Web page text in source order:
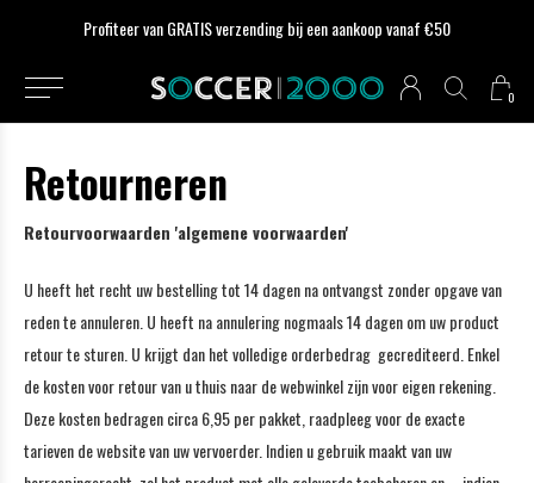
0
Profiteer van GRATIS verzending bij een aankoop vanaf €50
Retourneren
Retourvoorwaarden 'algemene voorwaarden'
U heeft het recht uw bestelling tot 14 dagen na ontvangst zonder opgave van
reden te annuleren. U heeft na annulering nogmaals 14 dagen om uw product
retour te sturen. U krijgt dan het volledige orderbedrag gecrediteerd. Enkel
de kosten voor retour van u thuis naar de webwinkel zijn voor eigen rekening.
Deze kosten bedragen circa 6,95 per pakket, raadpleeg voor de exacte
tarieven de website van uw vervoerder. Indien u gebruik maakt van uw